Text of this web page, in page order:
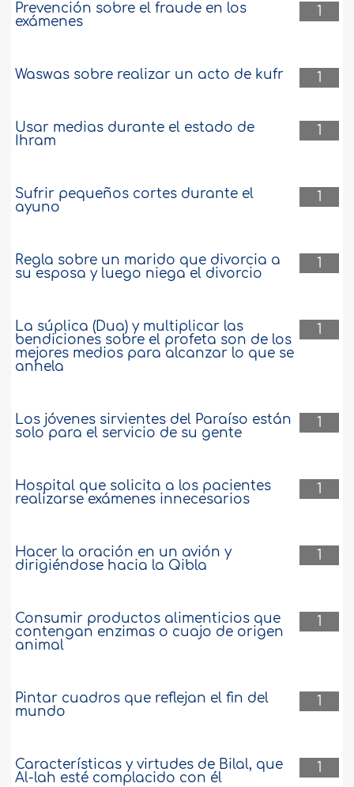
1
Prevención sobre el fraude en los
exámenes
1
Waswas sobre realizar un acto de kufr
1
Usar medias durante el estado de
Ihram
1
Sufrir pequeños cortes durante el
ayuno
1
Regla sobre un marido que divorcia a
su esposa y luego niega el divorcio
1
La súplica (Dua) y multiplicar las
bendiciones sobre el profeta son de los
mejores medios para alcanzar lo que se
anhela
1
Los jóvenes sirvientes del Paraíso están
solo para el servicio de su gente
1
Hospital que solicita a los pacientes
realizarse exámenes innecesarios
1
Hacer la oración en un avión y
dirigiéndose hacia la Qibla
1
Consumir productos alimenticios que
contengan enzimas o cuajo de origen
animal
1
Pintar cuadros que reflejan el fin del
mundo
1
Características y virtudes de Bilal, que
Al-lah esté complacido con él